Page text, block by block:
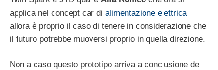
applica nel concept car di alimentazione elettrica
allora è proprio il caso di tenere in considerazione che
il futuro potrebbe muoversi proprio in quella direzione.
Non a caso questo prototipo arriva a conclusione del